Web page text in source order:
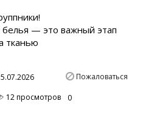
— это важный этап
тканью
Пожаловаться
12 просмотров 0